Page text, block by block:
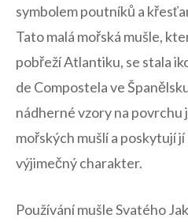
symbolem poutníků a
Tato malá ‌mořská mušle,
pobřeží‍ Atlantiku, ​se stala⁣
de Compostela ​ve
nádherné vzory na povrchu
mořských mušlí a poskytují
výjimečný charakter.
Používání mušle Svatého